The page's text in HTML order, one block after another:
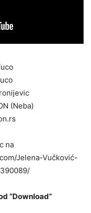
(Neba)
na
Jelena-Vučković-
“Download”